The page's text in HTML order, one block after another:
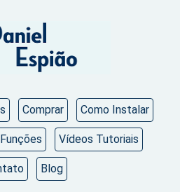
Comprar Como Instalar
Funções Vídeos Tutoriais
Blog